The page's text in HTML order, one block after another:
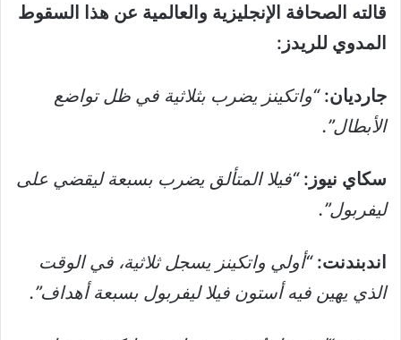
قالته الصحافة الإنجليزية والعالمية عن هذا السقوط
المدوي للريدز:
جارديان: “واتكينز يضرب بثلاثية في ظل تواضع
الأبطال”.
سكاي نيوز: “فيلا المتألق يضرب بسبعة ليقضي على
ليفربول”.
اندبندنت: “أولي واتكينز يسجل ثلاثية، في الوقت
الذي يهين فيه أستون فيلا ليفربول بسبعة أهداف”.